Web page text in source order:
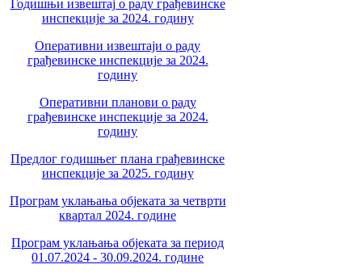
Годишњи извештај о раду грађевинске
инспекције за 2024. годину
Оперативни извештаји о раду
грађевинске инспекције за 2024.
годину
Оперативни планови о раду
грађевинске инспекције за 2024.
годину
Предлог годишњег плана грађевинске
инспекције за 2025. годину
Програм уклањања објеката за четврти
квартал 2024. године
Програм уклањања објеката за период
01.07.2024 - 30.09.2024. године